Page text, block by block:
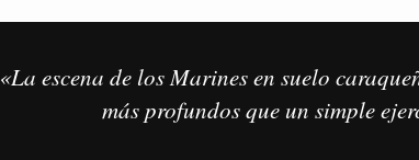
«La escena de los Marines en suelo
más profundos que un simple